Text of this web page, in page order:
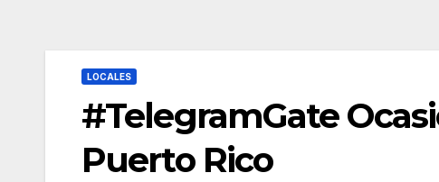
LOCALES
#TelegramGate
Puerto Rico